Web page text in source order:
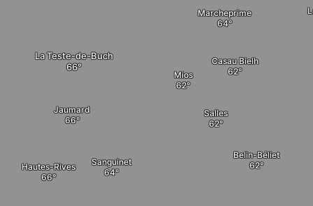
La Teste-de-Buch
Mios
Casau Bielh
Marcheprime
Jaumard
Sanguinet
Hautes-Rives
Belin-Béliet
Salles